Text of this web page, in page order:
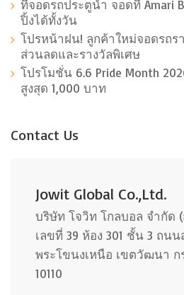
ที่จอดรถประตูน้ำ จอดที่ Amari
ปิ้งได้ทั้งวัน
โปรหน้าฝน! ลูกค้าใหม่จอดรถร
ส่วนลดและรางวัลพิเศษ
โปรโมชั่น 6.6 Pride Month
สูงสุด 1,000 บาท
Contact Us
Jowit Global Co.,Ltd.
บริษัท โจวิท โกลบอล จำกัด
เลขที่ 39 ห้อง 301 ชั้น 3 ถน
พระโขนงเหนือ เขตวัฒนา ก
10110